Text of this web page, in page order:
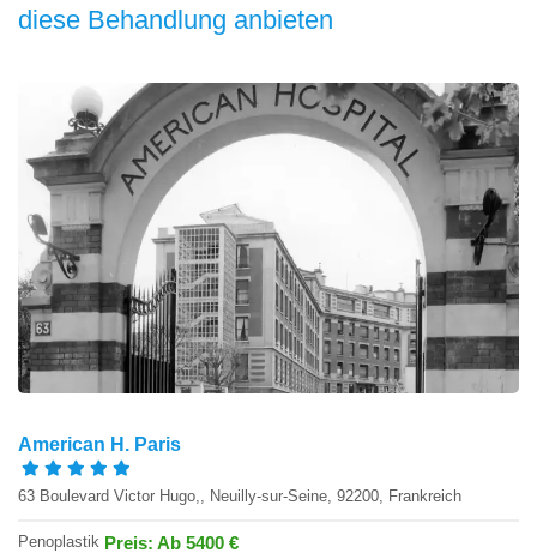
diese Behandlung anbieten
American H. Paris
63 Boulevard Victor Hugo,, Neuilly-sur-Seine, 92200, Frankreich
Penoplastik Preis: Ab 5400 €